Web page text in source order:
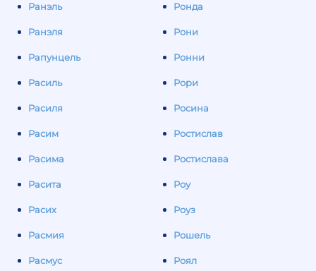
Ранэль
Ранэля
Рапунцель
Расиль
Расиля
Расим
Расима
Расита
Расих
Расмия
Расмус
Ронда
Рони
Ронни
Рори
Росина
Ростислав
Ростислава
Роу
Роуз
Рошель
Роял